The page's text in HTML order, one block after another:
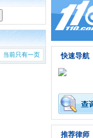
当前只有一页 快速导航
推荐律师